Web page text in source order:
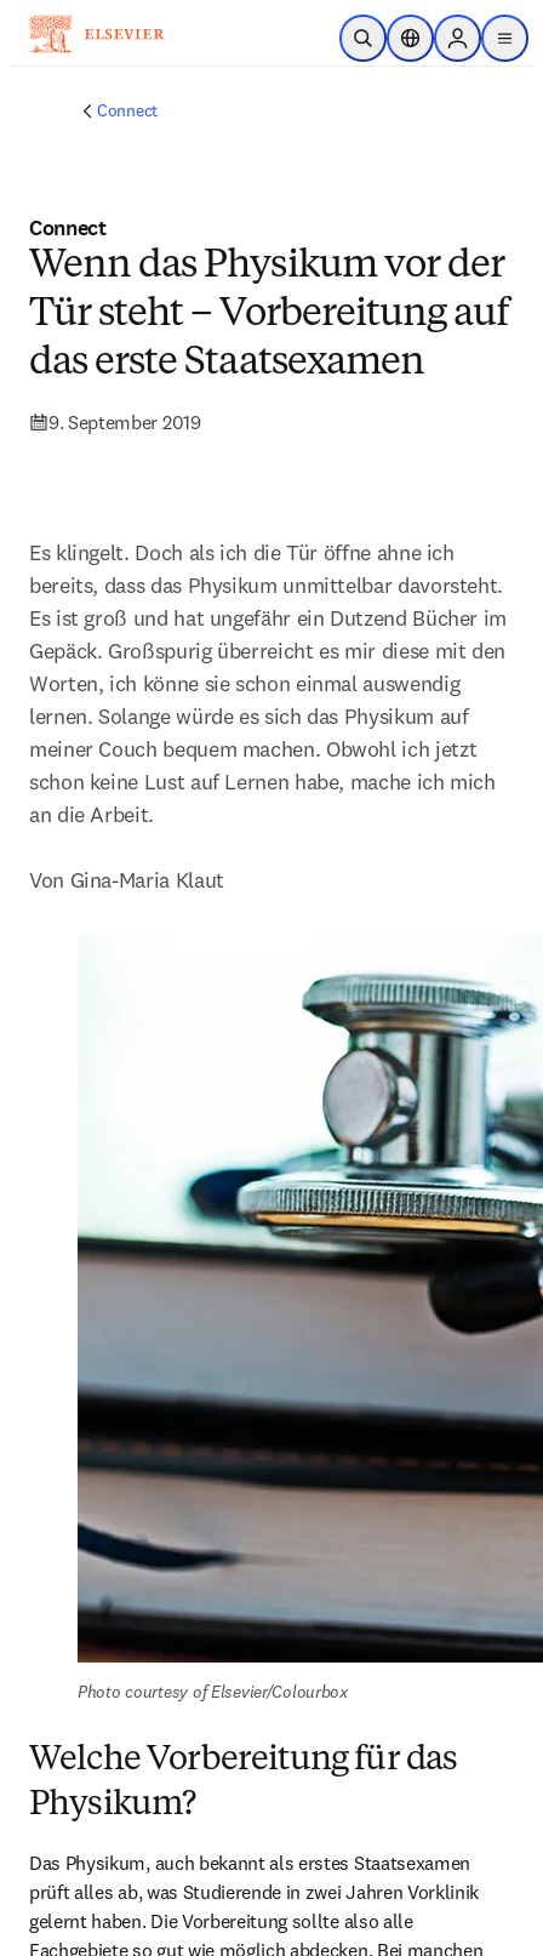
Zum Hauptinhalt wechseln
Suche öffnenStandortauswahl
Sign in to
menu
Connect
Connect
Wenn das Physikum vor der
Tür steht – Vorbereitung auf
das erste Staatsexamen
9. September 2019
Es klingelt. Doch als ich die Tür öffne ahne ich
bereits, dass das Physikum unmittelbar davorsteht.
Es ist groß und hat ungefähr ein Dutzend Bücher im
Gepäck. Großspurig überreicht es mir diese mit den
Worten, ich könne sie schon einmal auswendig
lernen. Solange würde es sich das Physikum auf
meiner Couch bequem machen. Obwohl ich jetzt
schon keine Lust auf Lernen habe, mache ich mich
an die Arbeit.
Von Gina-Maria Klaut
Photo courtesy of Elsevier/Colourbox
Welche Vorbereitung für das
Physikum?
Das Physikum, auch bekannt als erstes Staatsexamen
prüft alles ab, was Studierende in zwei Jahren Vorklinik
gelernt haben. Die Vorbereitung sollte also alle
Fachgebiete so gut wie möglich abdecken. Bei manchen